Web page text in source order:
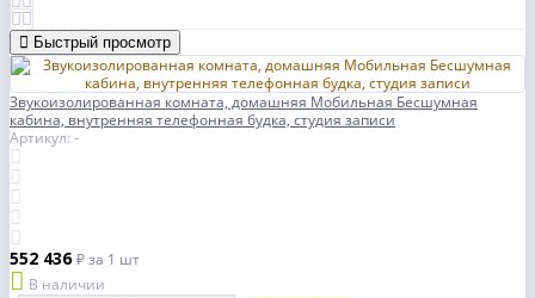
Быстрый просмотр
Звукоизолированная комната, домашняя Мобильная Бесшумная
кабина, внутренняя телефонная будка, студия записи
Артикул: -
552 436₽за 1 шт
В наличии